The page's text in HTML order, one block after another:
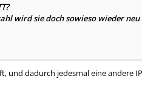
wird sie doch sowieso wieder
und dadurch jedesmal eine andere